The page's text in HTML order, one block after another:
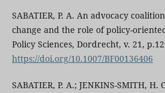
SABATIER, P. A. An advocacy
change and the role of policy-
Policy Sciences, Dordrecht, v. 21,
https://doi.org/10.1007/BF00136406
SABATIER, P. A.; JENKINS-SMITH, H.